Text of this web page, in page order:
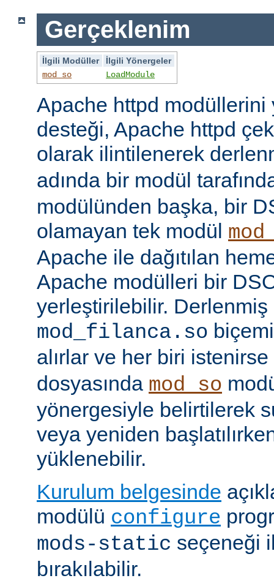
Gerçeklenim
İlgili Modüller
İlgili Yönergeler
mod_so
LoadModule
Apache httpd
desteği, Apache httpd
olarak ilintilenerek
adında bir modül
modülünden başka, bir
olamayan tek modül
Apache ile dağıtılan
Apache modülleri bir
yerleştirilebilir.
mod_filanca.so
alırlar ve her biri istenirse
dosyasında mod_so
yönergesiyle belirtilerek
veya yeniden
yüklenebilir.
Kurulum belgesinde
modülü configure
mods-static seçeneği
bırakılabilir.